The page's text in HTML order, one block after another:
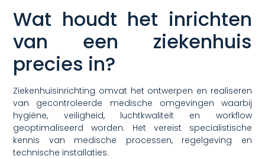
Wat houdt het inrichten
van een ziekenhuis
precies in?
Ziekenhuisinrichting omvat het ontwerpen en realiseren
van gecontroleerde medische omgevingen waarbij
hygiëne, veiligheid, luchtkwaliteit en workflow
geoptimaliseerd worden. Het vereist specialistische
kennis van medische processen, regelgeving en
technische installaties.